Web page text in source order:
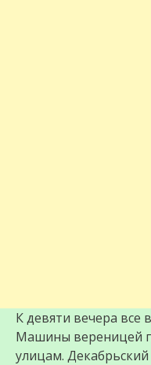
К девяти вечера все
Машины вереницей
улицам.